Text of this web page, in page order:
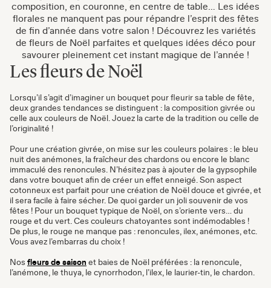
composition, en couronne, en centre de table… Les idées
florales ne manquent pas pour répandre l’esprit des fêtes
de fin d’année dans votre salon ! Découvrez les variétés
de fleurs de Noël parfaites et quelques idées déco pour
savourer pleinement cet instant magique de l’année !
Les fleurs de Noël
Lorsqu’il s’agit d’imaginer un bouquet pour fleurir sa table de fête,
deux grandes tendances se distinguent : la composition givrée ou
celle aux couleurs de Noël. Jouez la carte de la tradition ou celle de
l’originalité !
Pour une création givrée, on mise sur les couleurs polaires : le bleu
nuit des anémones, la fraîcheur des chardons ou encore le blanc
immaculé des renoncules. N’hésitez pas à ajouter de la gypsophile
dans votre bouquet afin de créer un effet enneigé. Son aspect
cotonneux est parfait pour une création de Noël douce et givrée, et
il sera facile à faire sécher. De quoi garder un joli souvenir de vos
fêtes ! Pour un bouquet typique de Noël, on s’oriente vers… du
rouge et du vert. Ces couleurs chatoyantes sont indémodables !
De plus, le rouge ne manque pas : renoncules, ilex, anémones, etc.
Vous avez l’embarras du choix !
Nos fleurs de saison et baies de Noël préférées : la renoncule,
l’anémone, le thuya, le cynorrhodon, l’ilex, le laurier-tin, le chardon.